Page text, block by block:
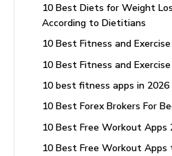
10 Best Diets for Weight
According to Dietitians
10 Best Fitness and
10 Best Fitness and
10 best fitness apps in 2026
10 Best Forex Brokers For
10 Best Free Workout Apps
10 Best Free Workout